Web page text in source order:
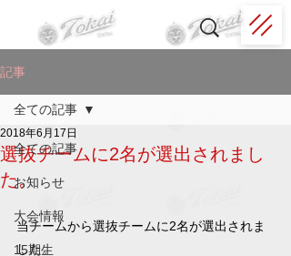
記事
全ての記事
お知らせ
大会情報
15期生
全ての記事
選抜チームに2名が選出されまし
た。
2018年6月17日
当チームから選抜チームに2名が選出されま
した。